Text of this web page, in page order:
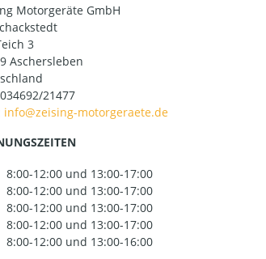
Motorgeräte GmbH
3
Aschersleben
034692/21477
8:00-12:00 und 13:00-17:00
8:00-12:00 und 13:00-17:00
8:00-12:00 und 13:00-17:00
8:00-12:00 und 13:00-17:00
8:00-12:00 und 13:00-16:00